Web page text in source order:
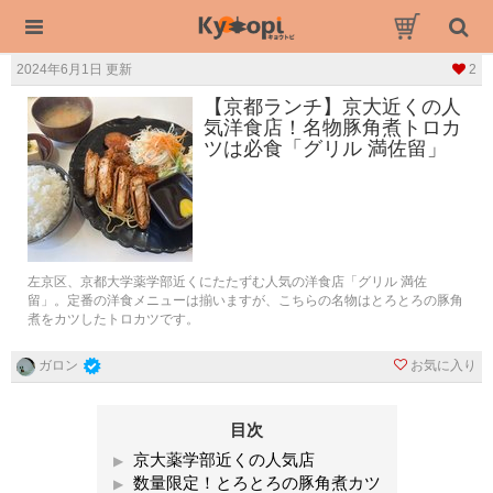
2024年6月1日 更新 2
【京都ランチ】京大近くの人
気洋食店！名物豚角煮トロカ
ツは必食「グリル 満佐留」
左京区、京都大学薬学部近くにたたずむ人気の洋食店「グリル 満佐
留」。定番の洋食メニューは揃いますが、こちらの名物はとろとろの豚角
煮をカツしたトロカツです。
ガロン お気に入り
目次
京大薬学部近くの人気店
数量限定！とろとろの豚角煮カツ